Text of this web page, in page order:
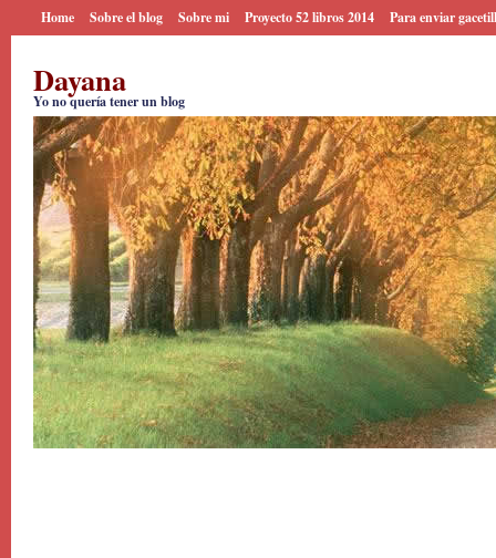
Home Sobre el blog Sobre mi Proyecto 52 libros 2014 Para enviar
Dayana
Yo no quería tener un blog